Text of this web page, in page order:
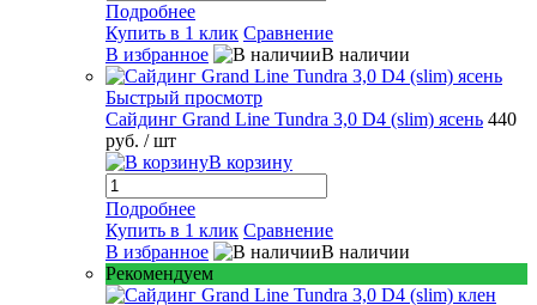
Подробнее
Купить в 1 клик Сравнение
В избранное
В наличии
Быстрый просмотр
Сайдинг Grand Line Tundra 3,0 D4 (slim) ясень 440
руб. / шт
В корзину
Подробнее
Купить в 1 клик Сравнение
В избранное
В наличии
Рекомендуем